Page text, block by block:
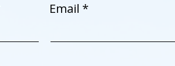
Email *